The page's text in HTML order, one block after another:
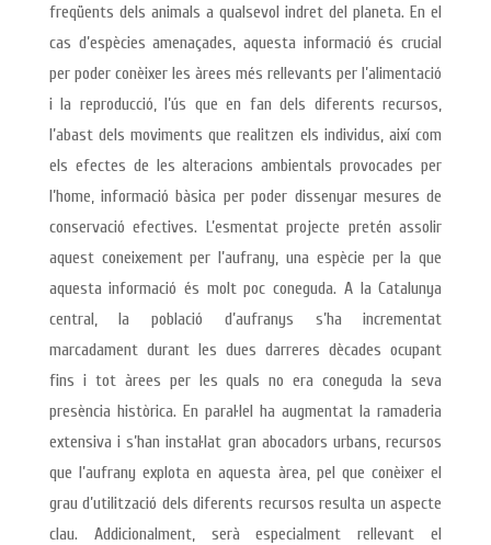
freqüents dels animals a qualsevol indret del planeta. En el
cas d’espècies amenaçades, aquesta informació és crucial
per poder conèixer les àrees més rellevants per l’alimentació
i la reproducció, l’ús que en fan dels diferents recursos,
l’abast dels moviments que realitzen els individus, així com
els efectes de les alteracions ambientals provocades per
l’home, informació bàsica per poder dissenyar mesures de
conservació efectives. L’esmentat projecte pretén assolir
aquest coneixement per l’aufrany, una espècie per la que
aquesta informació és molt poc coneguda. A la Catalunya
central, la població d’aufranys s’ha incrementat
marcadament durant les dues darreres dècades ocupant
fins i tot àrees per les quals no era coneguda la seva
presència històrica. En paral·lel ha augmentat la ramaderia
extensiva i s’han instal·lat gran abocadors urbans, recursos
que l’aufrany explota en aquesta àrea, pel que conèixer el
grau d’utilització dels diferents recursos resulta un aspecte
clau. Addicionalment, serà especialment rellevant el